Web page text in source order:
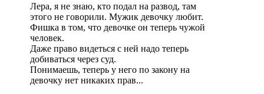
Лера, я не знаю, кто подал на развод, там
этого не говорили. Мужик девочку любит.
Фишка в том, что девочке он теперь чужой
человек.
Даже право видеться с ней надо теперь
добиваться через суд.
Понимаешь, теперь у него по закону на
девочку нет никаких прав...